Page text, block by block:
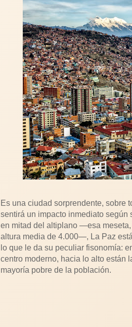
Es una ciudad sorprendente, sobre
sentirá un impacto inmediato según
en mitad del altiplano —esa
altura media de 4.000—, La Paz
lo que le da su peculiar fisonomía:
centro moderno, hacia lo alto están
mayoría pobre de la población.